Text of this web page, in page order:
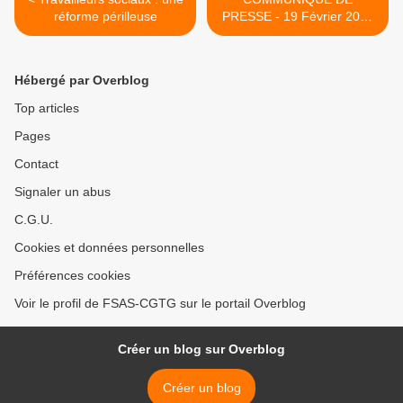
réforme périlleuse
PRESSE - 19 Février 2018
>
Hébergé par Overblog
Top articles
Pages
Contact
Signaler un abus
C.G.U.
Cookies et données personnelles
Préférences cookies
Voir le profil de FSAS-CGTG sur le portail Overblog
Créer un blog sur Overblog
Créer un blog